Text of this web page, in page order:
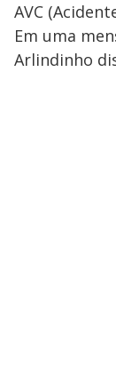
AVC
Em uma
Arlindinho